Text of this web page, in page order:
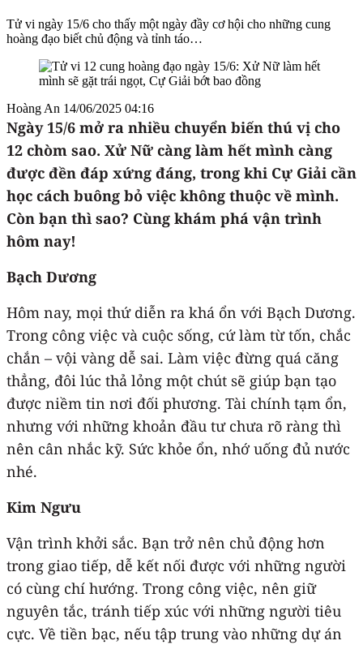
Tử vi ngày 15/6 cho thấy một ngày đầy cơ hội cho những cung
hoàng đạo biết chủ động và tỉnh táo…
Hoàng An 14/06/2025 04:16
Ngày 15/6 mở ra nhiều chuyển biến thú vị cho
12 chòm sao. Xử Nữ càng làm hết mình càng
được đền đáp xứng đáng, trong khi Cự Giải cần
học cách buông bỏ việc không thuộc về mình.
Còn bạn thì sao? Cùng khám phá vận trình
hôm nay!
Bạch Dương
Hôm nay, mọi thứ diễn ra khá ổn với Bạch Dương.
Trong công việc và cuộc sống, cứ làm từ tốn, chắc
chắn – vội vàng dễ sai. Làm việc đừng quá căng
thẳng, đôi lúc thả lỏng một chút sẽ giúp bạn tạo
được niềm tin nơi đối phương. Tài chính tạm ổn,
nhưng với những khoản đầu tư chưa rõ ràng thì
nên cân nhắc kỹ. Sức khỏe ổn, nhớ uống đủ nước
nhé.
Kim Ngưu
Vận trình khởi sắc. Bạn trở nên chủ động hơn
trong giao tiếp, dễ kết nối được với những người
có cùng chí hướng. Trong công việc, nên giữ
nguyên tắc, tránh tiếp xúc với những người tiêu
cực. Về tiền bạc, nếu tập trung vào những dự án